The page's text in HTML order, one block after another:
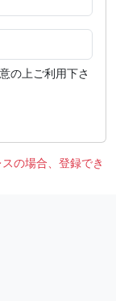
の上ご利用下さ
の場合、登録でき